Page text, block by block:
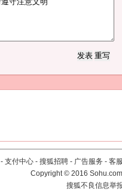
- 支付中心 - 搜狐招聘 - 广告服务 - 客
Copyright©2016
搜狐不良信息举